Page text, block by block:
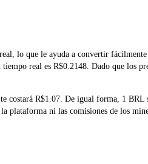
lo que le ayuda a convertir
real es R$0.2148. Dado que los
R$1.07. De igual forma, 1
plataforma ni las comisiones de los